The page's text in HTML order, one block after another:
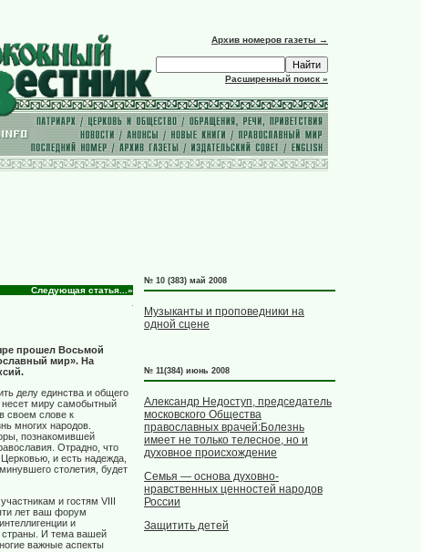
Архив номеров газеты →
Расширенный поиск »
Следующая статья...»
прошел Восьмой
мир». На
делу единства и общего
несет миру самобытный
своем слове к
многих народов.
познакомившей
Отрадно, что
и есть надежда,
столетия, будет
и гостям VIII
лет ваш форум
и
страны. И тема вашей
важные аспекты
№ 10 (383) май 2008
Музыканты и проповедники на
одной сцене
№ 11(384) июнь 2008
Александр Недоступ, председатель
московского Общества
православных врачей:Болезнь
имеет не только телесное, но и
духовное происхождение
Семья — основа духовно-
нравственных ценностей народов
России
Защитить детей